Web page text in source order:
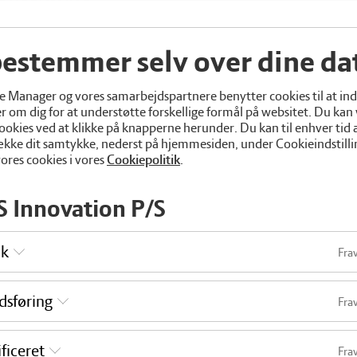
v/ Lene og Torben Niss Sørensen.
som går ud til de forskellige demonstrationer og indlæg. Grupperne
for at få fuldt udbytte af indlæggene og demonstrationerne.
på:
og staldvandring
(80 %)
på Ilsø Søndergaard
grovfoder
DMS
selv over dine
Manager og vores samarbejdspartnere benytter cookies til at
om dig for at understøtte forskellige formål på websitet. Du
ved at klikke på knapperne herunder. Du kan til enhver tid
dit samtykke, nederst på hjemmesiden, under
cookies i voresCookiepolitik
Innovation P/S